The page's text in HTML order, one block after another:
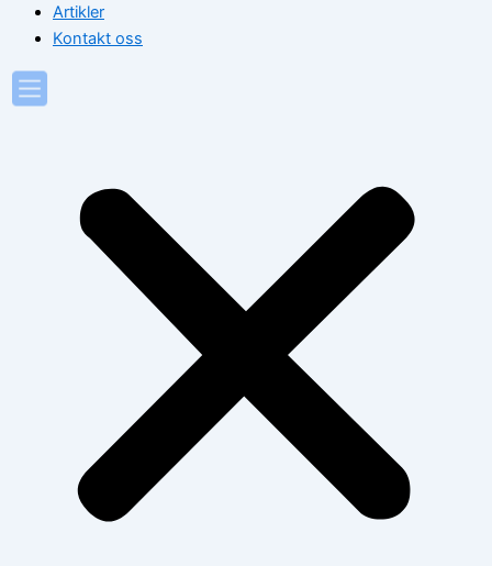
Artikler
Kontakt oss